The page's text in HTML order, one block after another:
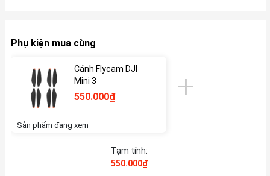
Phụ kiện mua cùng
Cánh Flycam DJI
Mini 3
550.000₫
Sản phẩm đang xem
Tạm tính:
550.000₫